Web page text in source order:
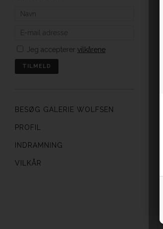
Jeg accepterer vilkårene
BESØG GALERIE WOLFSEN
PROFIL
INDRAMNING
VILKÅR